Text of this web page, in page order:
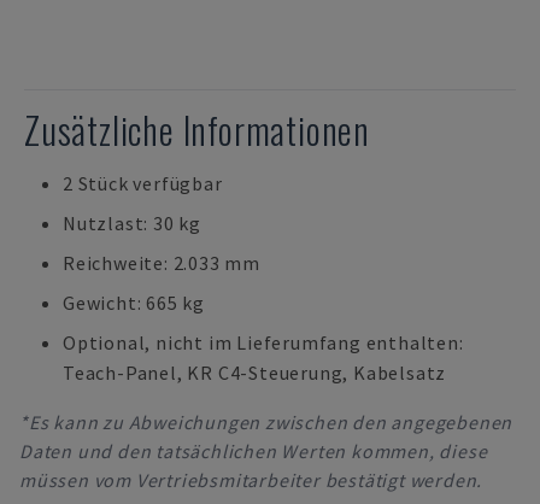
Zusätzliche Informationen
2 Stück verfügbar
Nutzlast: 30 kg
Reichweite: 2.033 mm
Gewicht: 665 kg
Optional, nicht im Lieferumfang enthalten:
Teach-Panel, KR C4-Steuerung, Kabelsatz
*Es kann zu Abweichungen zwischen den angegebenen
Daten und den tatsächlichen Werten kommen, diese
müssen vom Vertriebsmitarbeiter bestätigt werden.